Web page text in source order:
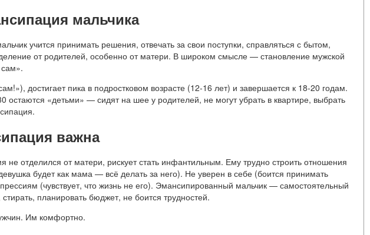
мальчика
учится принимать решения, отвечать за свои поступки, справляться с бытом,
от родителей, особенно от матери. В широком смысле — становление мужской
достигает пика в подростковом возрасте (12-16 лет) и завершается к 18-20 годам.
остаются «детьми» — сидят на шее у родителей, не могут убрать в квартире, выбрать
важна
не отделился от матери, рискует стать инфантильным. Ему трудно строить отношения
будет как мама — всё делать за него). Не уверен в себе (боится принимать
(чувствует, что жизнь не его). Эмансипированный мальчик — самостоятельный
планировать бюджет, не боится трудностей.
Им комфортно.